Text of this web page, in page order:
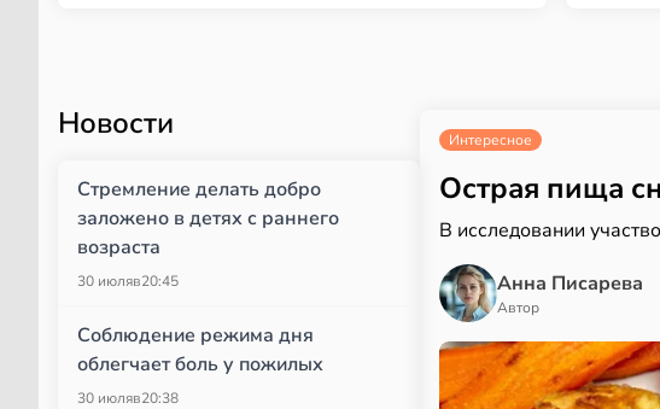
Новости
Стремление делать добро
заложено в детях с раннего
возраста
30 июляв20:45
Соблюдение режима дня
облегчает боль у пожилых
30 июляв20:38
Интересное
Острая пища
В исследовании
Анна Писарева
Автор